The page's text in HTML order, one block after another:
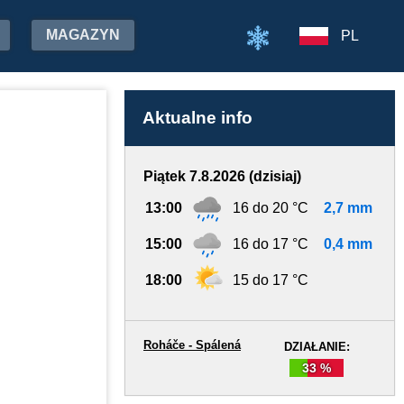
MAGAZYN PL
Aktualne info
Piątek 7.8.2026 (dzisiaj)
13:00 16 do 20 °C 2,7 mm
15:00 16 do 17 °C 0,4 mm
18:00 15 do 17 °C
DZIAŁANIE:
33 %
Roháče - Spálená